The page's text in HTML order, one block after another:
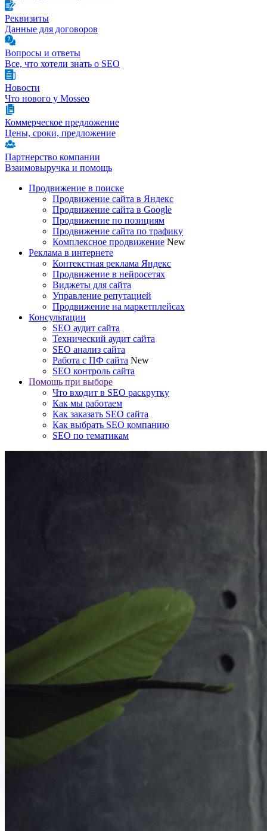
Реквизиты
Данные для договоров
Вопросы и ответы
Все, что хотели знать о SEO
Новости
Что нового у Mosseo
Коммерческое предложение
Цены, сроки, предложение
Партнерство компании
Взаимовыручка и помощь
Продвижение в поиске
Продвижение сайта в Яндекс
Продвижение сайта в Google
Продвижение по позициям
Продвижение сайта по трафику
Комплексное продвижение New
Реклама в интернете
Контекстная реклама Яндекс
Продвижение в нейросетях
Виджеты для сайта
Управление репутацией
Продвижение на маркетплейсах
Консультации
SEO аудит сайта
Технический аудит сайта
SEO анализ сайта
Работа с ПФ сайта New
SEO контроль сайта
Помощь при выборе
Что входит в SEO раскрутку
Как мы работаем
Как заказать SEO сайта
Как выбрать SEO компанию
SEO по тематикам